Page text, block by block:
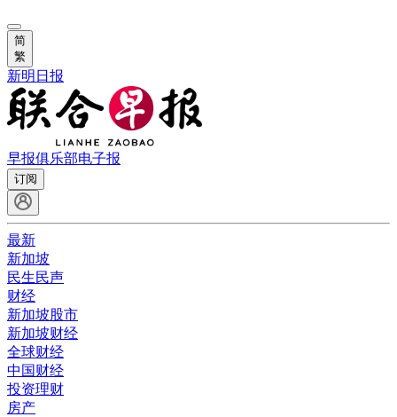
简
繁
新明日报
早报俱乐部电子报
订阅
最新
新加坡
民生民声
财经
新加坡股市
新加坡财经
全球财经
中国财经
投资理财
房产